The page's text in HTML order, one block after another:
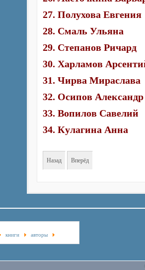
27. Полухова Евгения
28. Смаль Ульяна
29. Степанов Ричард
30. Харламов
31. Чирва Мираслава
32. Осипов Александр
33. Вопилов Савелий
34. Кулагина Анна
Назад Вперёд
книги
авторы
конкурса "На благо